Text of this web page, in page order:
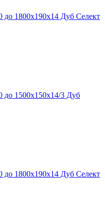
до 1800х190х14 Дуб Селект
до 1500х150х14/3 Дуб
до 1800х190х14 Дуб Селект